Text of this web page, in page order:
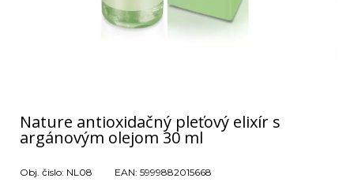
Nature antioxidačný pleťový elixír s
argánovým olejom 30 ml
Obj. čislo: NL08 EAN: 5999882015668